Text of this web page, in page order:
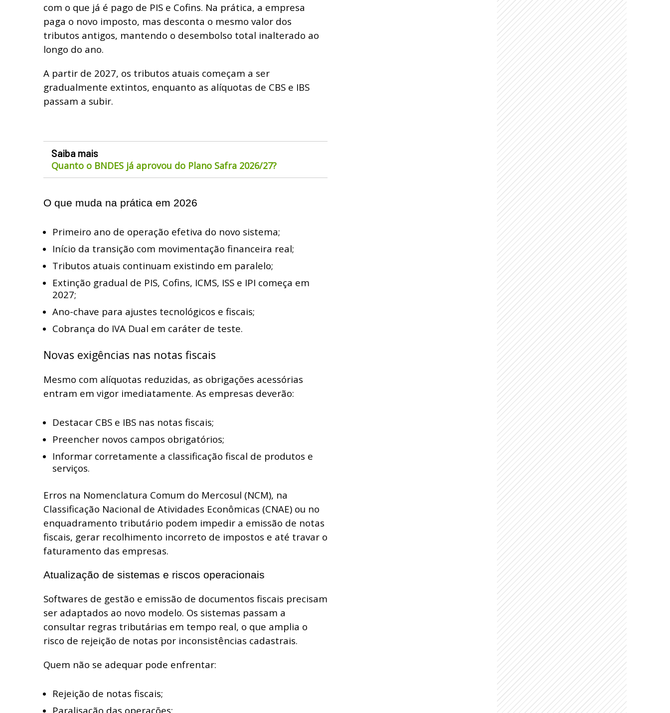
com o que já é pago de PIS e Cofins. Na prática, a empresa
paga o novo imposto, mas desconta o mesmo valor dos
tributos antigos, mantendo o desembolso total inalterado ao
longo do ano.
A partir de 2027, os tributos atuais começam a ser
gradualmente extintos, enquanto as alíquotas de CBS e IBS
passam a subir.
Saiba mais
Quanto o BNDES já aprovou do Plano Safra 2026/27?
O que muda na prática em 2026
Primeiro ano de operação efetiva do novo sistema;
Início da transição com movimentação financeira real;
Tributos atuais continuam existindo em paralelo;
Extinção gradual de PIS, Cofins, ICMS, ISS e IPI começa em
2027;
Ano-chave para ajustes tecnológicos e fiscais;
Cobrança do IVA Dual em caráter de teste.
Novas exigências nas notas fiscais
Mesmo com alíquotas reduzidas, as obrigações acessórias
entram em vigor imediatamente. As empresas deverão:
Destacar CBS e IBS nas notas fiscais;
Preencher novos campos obrigatórios;
Informar corretamente a classificação fiscal de produtos e
serviços.
Erros na Nomenclatura Comum do Mercosul (NCM), na
Classificação Nacional de Atividades Econômicas (CNAE) ou no
enquadramento tributário podem impedir a emissão de notas
fiscais, gerar recolhimento incorreto de impostos e até travar o
faturamento das empresas.
Atualização de sistemas e riscos operacionais
Softwares de gestão e emissão de documentos fiscais precisam
ser adaptados ao novo modelo. Os sistemas passam a
consultar regras tributárias em tempo real, o que amplia o
risco de rejeição de notas por inconsistências cadastrais.
Quem não se adequar pode enfrentar:
Rejeição de notas fiscais;
Paralisação das operações;